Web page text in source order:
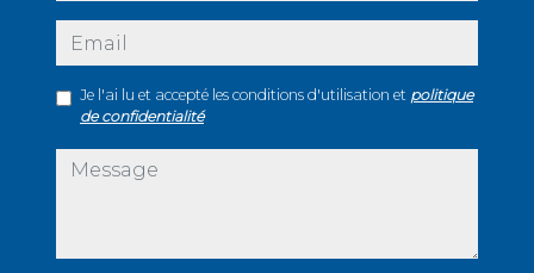
email
Je l'ai lu et accepté les conditions d'utilisation et politique
de confidentialité
message